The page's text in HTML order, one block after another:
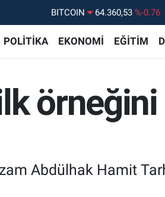
DOLAR
47,7143 %0.16
EURO
55,0317 %-0.02
BİST100
13.887 %64
POLİTİKA EKONOMİ EĞİTİM
Abdülhak Hamit